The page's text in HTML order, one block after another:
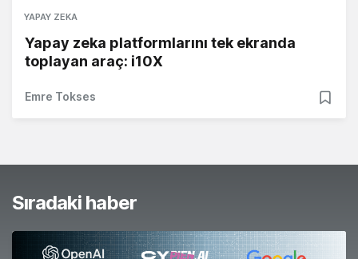
YAPAY ZEKA
Yapay zeka platformlarını tek ekranda
toplayan araç: i10X
Emre Tokses
Sıradaki haber